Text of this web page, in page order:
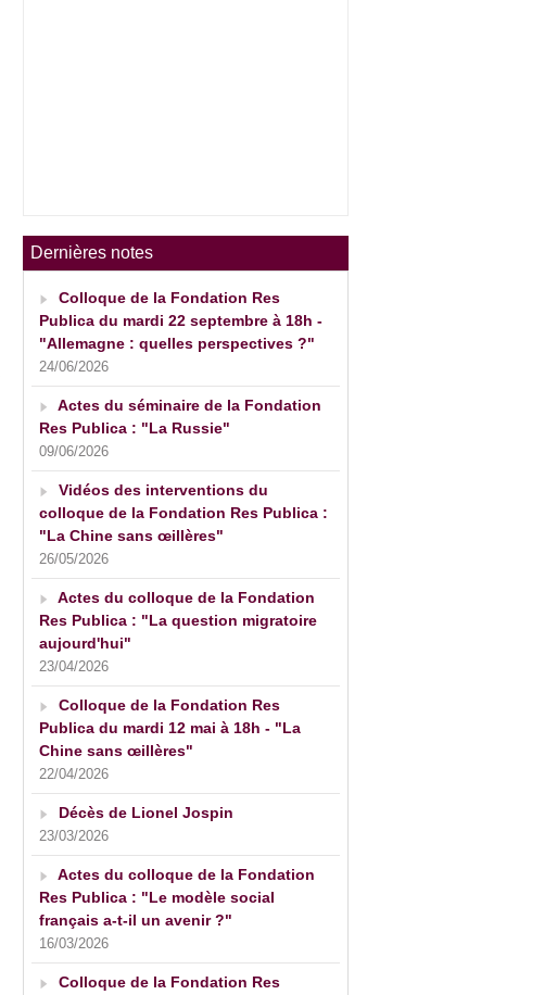
Dernières notes
Colloque de la Fondation Res
Publica du mardi 22 septembre à 18h -
"Allemagne : quelles perspectives ?"
24/06/2026
Actes du séminaire de la Fondation
Res Publica : "La Russie"
09/06/2026
Vidéos des interventions du
colloque de la Fondation Res Publica :
"La Chine sans œillères"
26/05/2026
Actes du colloque de la Fondation
Res Publica : "La question migratoire
aujourd'hui"
23/04/2026
Colloque de la Fondation Res
Publica du mardi 12 mai à 18h - "La
Chine sans œillères"
22/04/2026
Décès de Lionel Jospin
23/03/2026
Actes du colloque de la Fondation
Res Publica : "Le modèle social
français a-t-il un avenir ?"
16/03/2026
Colloque de la Fondation Res